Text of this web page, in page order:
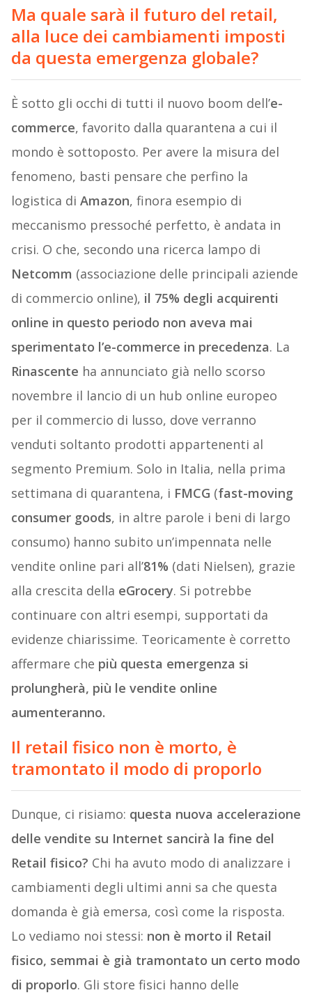
Ma quale sarà il futuro del retail,
alla luce dei cambiamenti imposti
da questa emergenza globale?
È sotto gli occhi di tutti il nuovo boom dell’e-
commerce, favorito dalla quarantena a cui il
mondo è sottoposto. Per avere la misura del
fenomeno, basti pensare che perfino la
logistica di Amazon, finora esempio di
meccanismo pressoché perfetto, è andata in
crisi. O che, secondo una ricerca lampo di
Netcomm (associazione delle principali aziende
di commercio online), il 75% degli acquirenti
online in questo periodo non aveva mai
sperimentato l’e-commerce in precedenza. La
Rinascente ha annunciato già nello scorso
novembre il lancio di un hub online europeo
per il commercio di lusso, dove verranno
venduti soltanto prodotti appartenenti al
segmento Premium. Solo in Italia, nella prima
settimana di quarantena, i FMCG (fast-moving
consumer goods, in altre parole i beni di largo
consumo) hanno subito un’impennata nelle
vendite online pari all’81% (dati Nielsen), grazie
alla crescita della eGrocery. Si potrebbe
continuare con altri esempi, supportati da
evidenze chiarissime. Teoricamente è corretto
affermare che più questa emergenza si
prolungherà, più le vendite online
aumenteranno.
Il retail fisico non è morto, è
tramontato il modo di proporlo
Dunque, ci risiamo: questa nuova accelerazione
delle vendite su Internet sancirà la fine del
Retail fisico? Chi ha avuto modo di analizzare i
cambiamenti degli ultimi anni sa che questa
domanda è già emersa, così come la risposta.
Lo vediamo noi stessi: non è morto il Retail
fisico, semmai è già tramontato un certo modo
di proporlo. Gli store fisici hanno delle